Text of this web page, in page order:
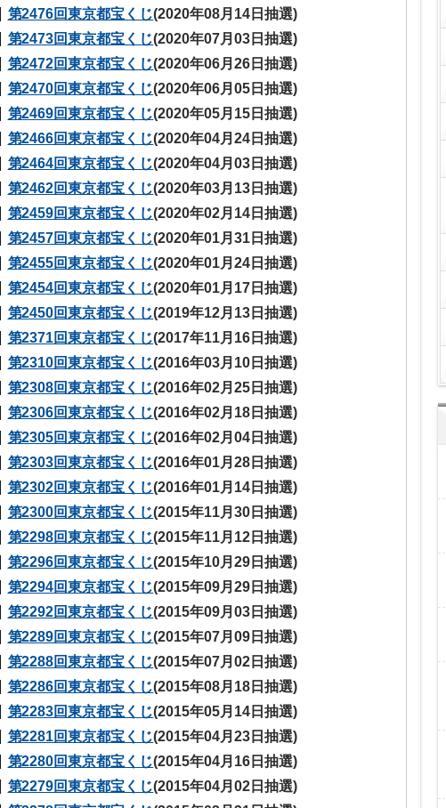
第2476回東京都宝くじ(2020年08月14日抽選)
第2473回東京都宝くじ(2020年07月03日抽選)
第2472回東京都宝くじ(2020年06月26日抽選)
第2470回東京都宝くじ(2020年06月05日抽選)
第2469回東京都宝くじ(2020年05月15日抽選)
第2466回東京都宝くじ(2020年04月24日抽選)
第2464回東京都宝くじ(2020年04月03日抽選)
第2462回東京都宝くじ(2020年03月13日抽選)
第2459回東京都宝くじ(2020年02月14日抽選)
第2457回東京都宝くじ(2020年01月31日抽選)
第2455回東京都宝くじ(2020年01月24日抽選)
第2454回東京都宝くじ(2020年01月17日抽選)
第2450回東京都宝くじ(2019年12月13日抽選)
第2371回東京都宝くじ(2017年11月16日抽選)
第2310回東京都宝くじ(2016年03月10日抽選)
第2308回東京都宝くじ(2016年02月25日抽選)
第2306回東京都宝くじ(2016年02月18日抽選)
第2305回東京都宝くじ(2016年02月04日抽選)
第2303回東京都宝くじ(2016年01月28日抽選)
第2302回東京都宝くじ(2016年01月14日抽選)
第2300回東京都宝くじ(2015年11月30日抽選)
第2298回東京都宝くじ(2015年11月12日抽選)
第2296回東京都宝くじ(2015年10月29日抽選)
第2294回東京都宝くじ(2015年09月29日抽選)
第2292回東京都宝くじ(2015年09月03日抽選)
第2289回東京都宝くじ(2015年07月09日抽選)
第2288回東京都宝くじ(2015年07月02日抽選)
第2286回東京都宝くじ(2015年08月18日抽選)
第2283回東京都宝くじ(2015年05月14日抽選)
第2281回東京都宝くじ(2015年04月23日抽選)
第2280回東京都宝くじ(2015年04月16日抽選)
第2279回東京都宝くじ(2015年04月02日抽選)